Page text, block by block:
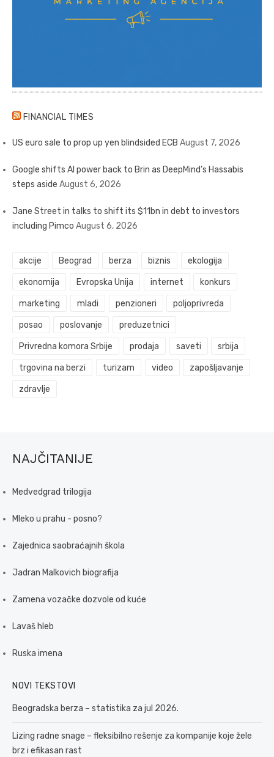
FINANCIAL TIMES
US euro sale to prop up yen blindsided ECB August 7, 2026
Google shifts AI power back to Brin as DeepMind’s Hassabis
steps aside August 6, 2026
Jane Street in talks to shift its $11bn in debt to investors
including Pimco August 6, 2026
akcije Beograd berza biznis ekologija
ekonomija Evropska Unija internet konkurs
marketing mladi penzioneri poljoprivreda
posao poslovanje preduzetnici
Privredna komora Srbije prodaja saveti srbija
trgovina na berzi turizam video zapošljavanje
zdravlje
NAJČITANIJE
Medvedgrad trilogija
Mleko u prahu - posno?
Zajednica saobraćajnih škola
Jadran Malkovich biografija
Zamena vozačke dozvole od kuće
Lavaš hleb
Ruska imena
NOVI TEKSTOVI
Beogradska berza – statistika za jul 2026.
Lizing radne snage – fleksibilno rešenje za kompanije koje žele
brz i efikasan rast